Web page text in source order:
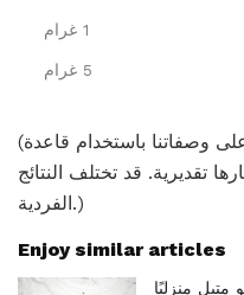
1 غرام
5 غرام
(يتم حساب معلومات التغذية على وصفاتنا باستخدام قاعدة
تقديرية. قد تختلف النتائج
الفردية.)
Enjoy similar articles
متبل منزليًا